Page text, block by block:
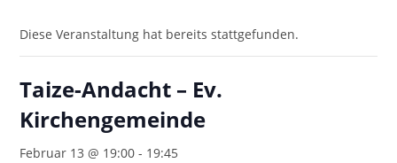
Diese Veranstaltung hat bereits stattgefunden.
Taize-Andacht – Ev.
Kirchengemeinde
Februar 13 @ 19:00 - 19:45